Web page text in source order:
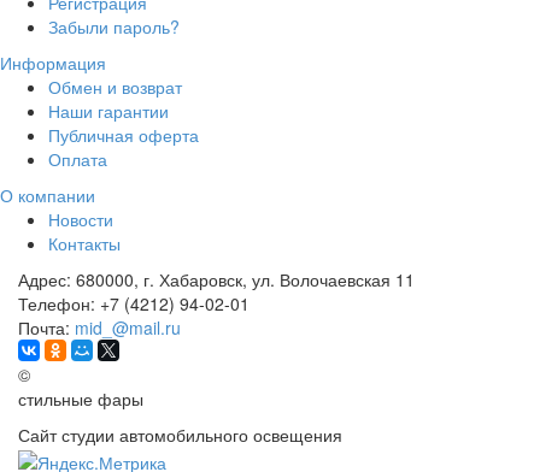
Забыли пароль?
Информация
Обмен и возврат
Наши гарантии
Публичная оферта
Оплата
О компании
Новости
Контакты
Адрес: 680000, г. Хабаровск, ул. Волочаевская 11
Телефон: +7 (4212) 94-02-01
Почта: mid_@mail.ru
©
стильные фары
Сайт студии автомобильного освещения